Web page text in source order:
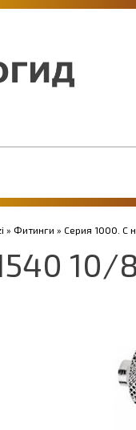
» Фитинги » Серия 1000. С
10/8